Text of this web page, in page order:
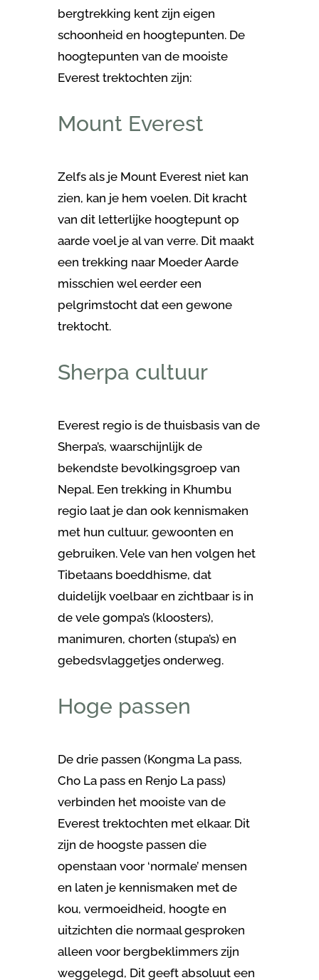
bergtrekking kent zijn eigen
schoonheid en hoogtepunten. De
hoogtepunten van de mooiste
Everest trektochten zijn:
Mount Everest
Zelfs als je Mount Everest niet kan
zien, kan je hem voelen. Dit kracht
van dit letterlijke hoogtepunt op
aarde voel je al van verre. Dit maakt
een trekking naar Moeder Aarde
misschien wel eerder een
pelgrimstocht dat een gewone
trektocht.
Sherpa cultuur
Everest regio is de thuisbasis van de
Sherpa’s, waarschijnlijk de
bekendste bevolkingsgroep van
Nepal. Een trekking in Khumbu
regio laat je dan ook kennismaken
met hun cultuur, gewoonten en
gebruiken. Vele van hen volgen het
Tibetaans boeddhisme, dat
duidelijk voelbaar en zichtbaar is in
de vele gompa’s (kloosters),
manimuren, chorten (stupa’s) en
gebedsvlaggetjes onderweg.
Hoge passen
De drie passen (Kongma La pass,
Cho La pass en Renjo La pass)
verbinden het mooiste van de
Everest trektochten met elkaar. Dit
zijn de hoogste passen die
openstaan voor ‘normale’ mensen
en laten je kennismaken met de
kou, vermoeidheid, hoogte en
uitzichten die normaal gesproken
alleen voor bergbeklimmers zijn
weggelegd, Dit geeft absoluut een